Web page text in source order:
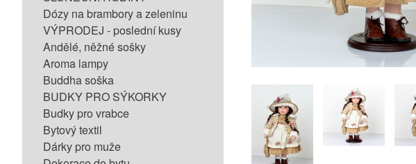
Dózy na brambory a zeleninu
VÝPRODEJ - poslední kusy
Andělé, něžné sošky
Aroma lampy
Buddha soška
BUDKY PRO SÝKORKY
Budky pro vrabce
Bytový textil
Dárky pro muže